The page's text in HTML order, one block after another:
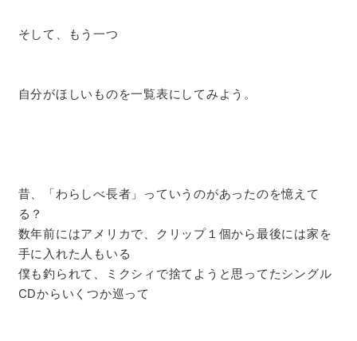
そして、もう一つ
自分がほしいものを一覧表にしてみよう。
昔、「わらしべ長者」っていうのがあったのを憶えて
る？
数年前にはアメリカで、クリップ１個から最後には家を
手に入れた人もいる
僕も釣られて、ミクシィで捨てようと思ってたシングル
CDからいくつか巡って